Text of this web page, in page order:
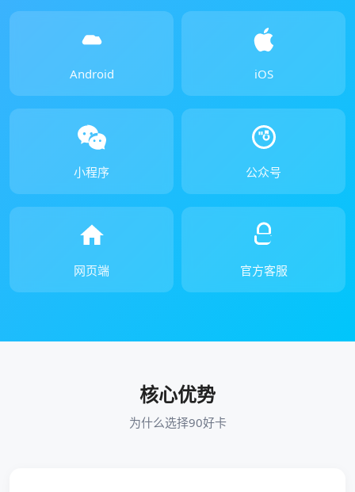
Android iOS
小程序 公众号
网页端 官方客服
核心优势
为什么选择90好卡